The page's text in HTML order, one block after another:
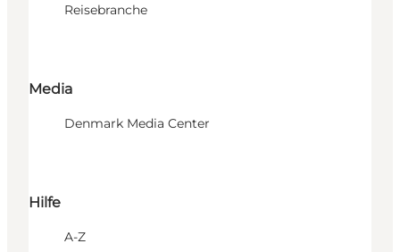
Reisebranche
Media
Denmark Media Center
Hilfe
A-Z